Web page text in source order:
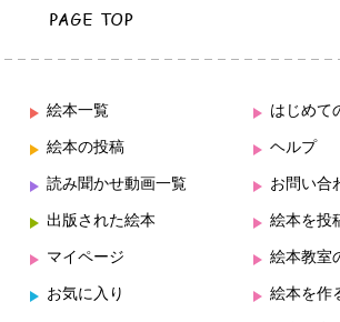
絵本一覧
絵本の投稿
読み聞かせ動画一覧
出版された絵本
マイページ
お気に入り
はじめて
ヘルプ
お問い合
絵本を投
絵本教室
絵本を作